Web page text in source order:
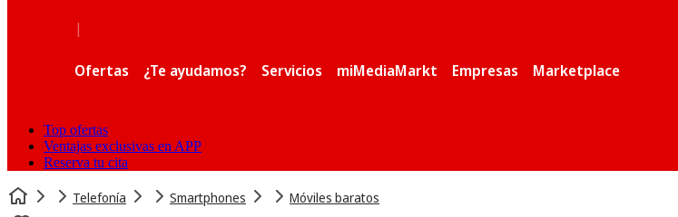
|
Ofertas ¿Te ayudamos? Servicios miMediaMarkt Empresas Marketplace
Top ofertas
Ventajas exclusivas en APP
Reserva tu cita
Telefonía Smartphones Móviles baratos